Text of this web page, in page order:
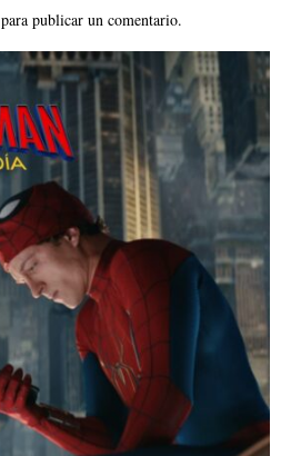
para publicar un comentario.